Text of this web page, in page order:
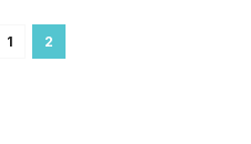
1 2